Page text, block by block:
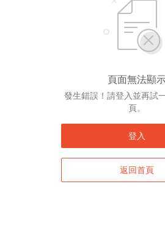
頁面無法顯
發生錯誤！請登入並再試
頁。
登入
返回首頁